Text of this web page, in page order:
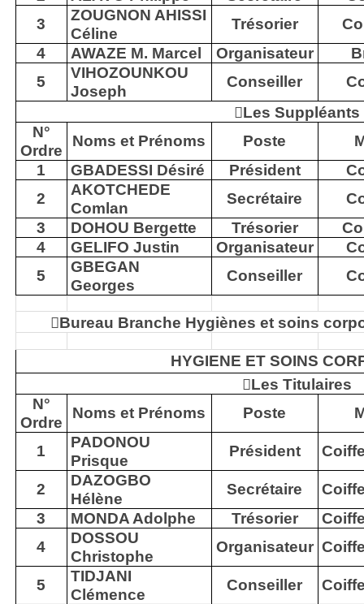
3
ZOUGNON AHISSI
Céline
Trésorier
4
AWAZE M. Marcel Organisateur
5
VIHOZOUNKOU
Joseph
Conseiller
Les Suppléants
N°
Ordre
Noms et Prénoms Poste
1
GBADESSI Désiré Président
2
AKOTCHEDE
Comlan
Secrétaire
3
DOHOU Bergette Trésorier
4
GELIFO Justin Organisateur
5
GBEGAN
Georges
Conseiller
Bureau Branche Hygiènes et soins
HYGIENE ET SOINS
Les Titulaires
N°
Ordre
Noms et Prénoms Poste
1
PADONOU
Prisque
Président
2
DAZOGBO
Hélène
Secrétaire
3
MONDA Adolphe Trésorier
4
DOSSOU
Christophe
Organisateur
5
TIDJANI
Clémence
Conseiller